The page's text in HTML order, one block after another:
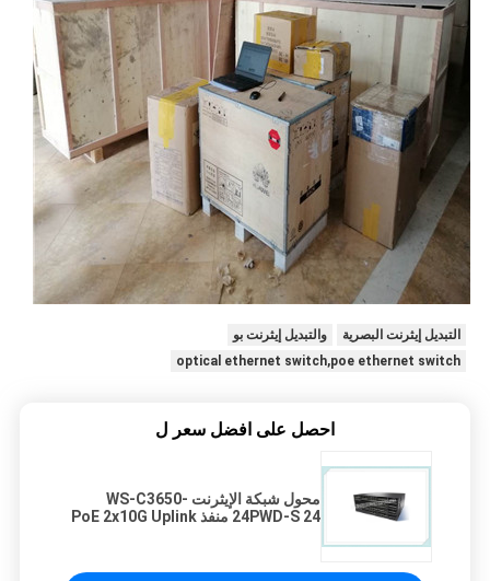
التبديل إيثرنت البصرية
والتبديل إيثرنت بو
optical ethernet switch,poe ethernet switch
احصل على افضل سعر ل
محول شبكة الإيثرنت WS-C3650-
24PWD-S 24 منفذ PoE 2x10G Uplink